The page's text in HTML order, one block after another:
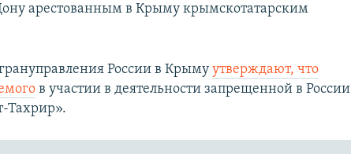
арестованным в Крыму крымскотатарским
России в Крымуутверждают, что
в участии в деятельности запрещенной в России
Тахрир».